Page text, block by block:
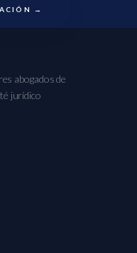
→
abogados de
jurídico